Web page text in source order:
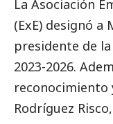
La Asociación
(ExE) designó a
presidente de
2023-2026.
reconocimiento
Rodríguez